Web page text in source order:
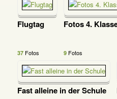
Flugtag
37Fotos
Fotos 4.
9Fotos
Fast alleine in der Schule